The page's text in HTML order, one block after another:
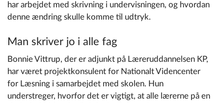
har arbejdet med skrivning i undervisningen, og hvordan
denne ændring skulle komme til udtryk.
Man skriver jo i alle fag
Bonnie Vittrup, der er adjunkt på Læreruddannelsen KP,
har været projektkonsulent for Nationalt Videncenter
for Læsning i samarbejdet med skolen. Hun
understreger, hvorfor det er vigtigt, at alle lærerne på en